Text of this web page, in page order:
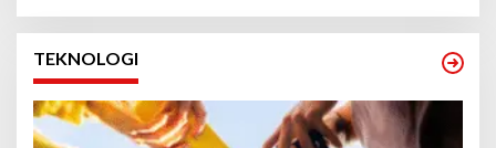
TEKNOLOGI